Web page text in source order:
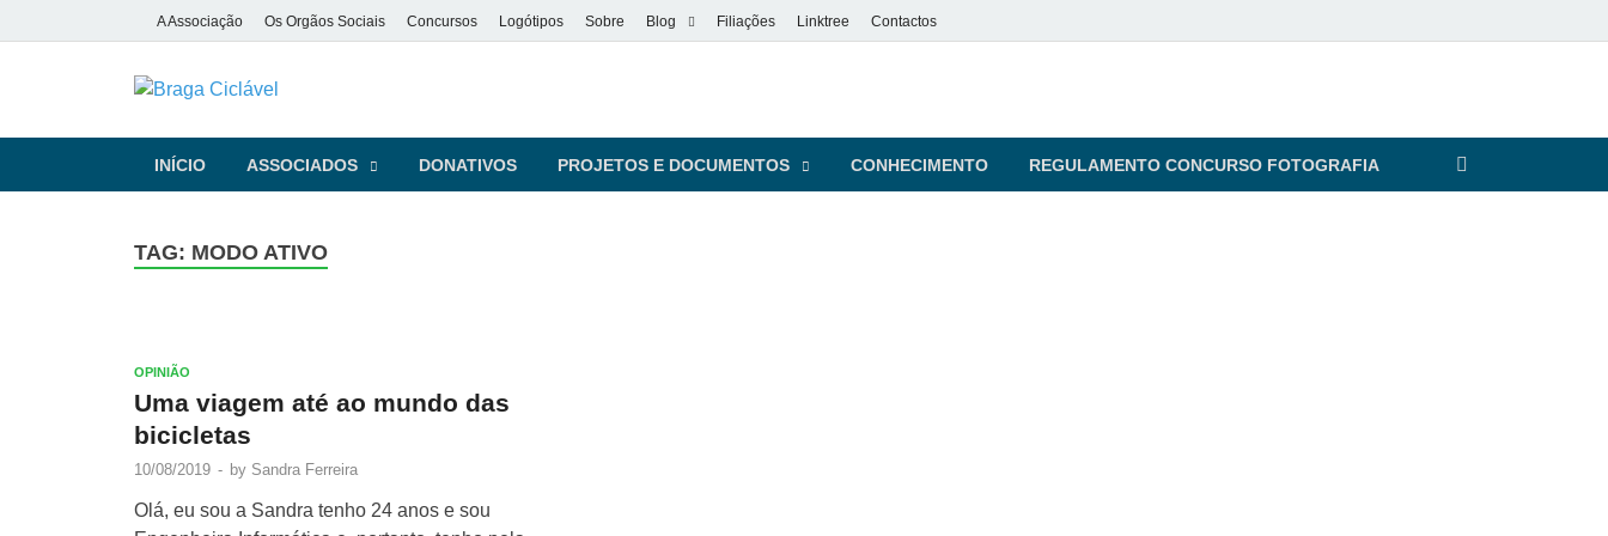
A Associação Os Orgãos Sociais Concursos Logótipos Sobre Blog Filiações Linktree Contactos
Braga Ciclável
INÍCIO ASSOCIADOS DONATIVOS PROJETOS E DOCUMENTOS CONHECIMENTO REGULAMENTO CONCURSO FOTOGRAFIA
TAG: MODO ATIVO
OPINIÃO
Uma viagem até ao mundo das
bicicletas
10/08/2019 - by Sandra Ferreira
Olá, eu sou a Sandra tenho 24 anos e sou